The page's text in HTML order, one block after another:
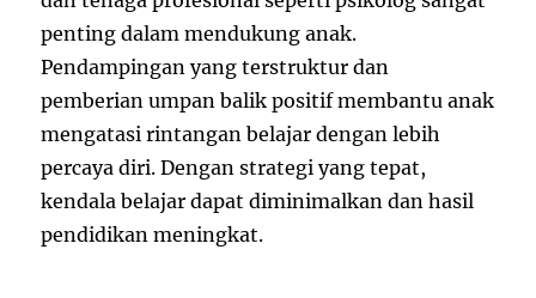
penting dalam mendukung anak.
Pendampingan yang terstruktur dan
pemberian umpan balik positif membantu anak
mengatasi rintangan belajar dengan lebih
percaya diri. Dengan strategi yang tepat,
kendala belajar dapat diminimalkan dan hasil
pendidikan meningkat.